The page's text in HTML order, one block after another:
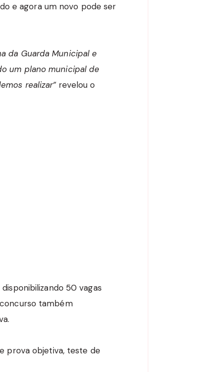
e agora um novo pode ser
da Guarda Municipal e
um plano municipal de
realizar” revelou o
50 vagas
também
prova objetiva, teste de